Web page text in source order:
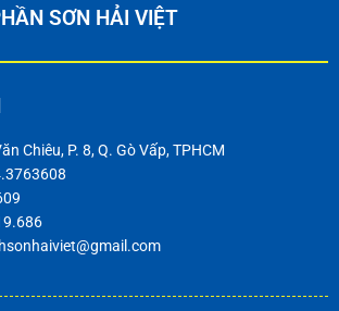
SƠN HẢI VIỆT
Chiêu, P. 8, Q. Gò Vấp, TPHCM